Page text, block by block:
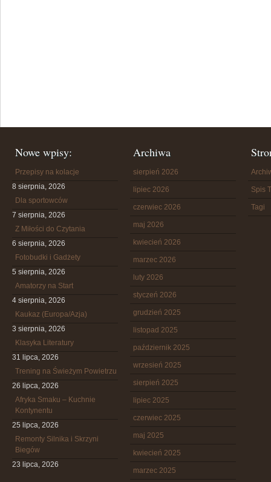
Nowe wpisy:
Przepisy na kolacje
8 sierpnia, 2026
Dla sportowców
7 sierpnia, 2026
Z Miłości do Czytania
6 sierpnia, 2026
Fotobudki i Gadżety
5 sierpnia, 2026
Amatorzy na Start
4 sierpnia, 2026
Kaukaz (Europa/Azja)
3 sierpnia, 2026
Klasyka Literatury
31 lipca, 2026
Trening na Świeżym Powietrzu
26 lipca, 2026
Afryka Smaku – Kuchnie
Kontynentu
25 lipca, 2026
Remonty Silnika i Skrzyni
Biegów
23 lipca, 2026
Archiwa
sierpień 2026
lipiec 2026
czerwiec 2026
maj 2026
kwiecień 2026
marzec 2026
luty 2026
styczeń 2026
grudzień 2025
listopad 2025
październik 2025
wrzesień 2025
sierpień 2025
lipiec 2025
czerwiec 2025
maj 2025
kwiecień 2025
marzec 2025
Spis
Tagi